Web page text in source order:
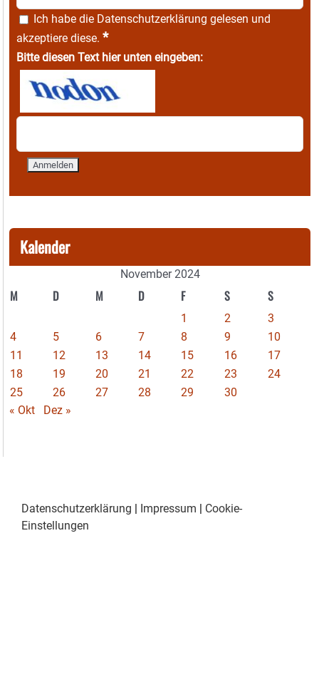
Ich habe die Datenschutzerklärung gelesen und
akzeptiere diese. *
Bitte diesen Text hier unten eingeben:
Kalender
November 2024
M D M D F S S
1 2
3
4
5 6 7 8 9
10
11
12 13 14 15 16
17
18
19 20 21 22 23
24
25
26 27 28 29
30
« Okt
Dez »
Datenschutzerklärung Impressum
Cookie-
Einstellungen